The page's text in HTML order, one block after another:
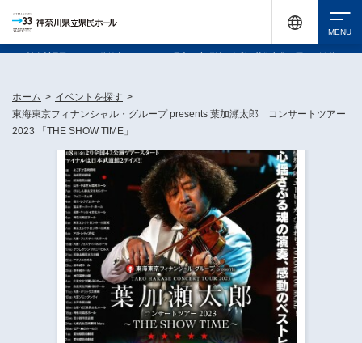
神奈川県民ホールは休館中においても、県内33市町村で多彩な芸術文化を届ける活動
イベントを探す
・ イベント一覧
・ イベントカレンダー
休館中の県民ホールについて
・ 施設概要
神奈川県立県民ホールSNS
チケット購入
ホーム > イベントを探す >
東海東京フィナンシャル・グループ presents 葉加瀬太郎 コンサートツアー
2023 「THE SHOW TIME」